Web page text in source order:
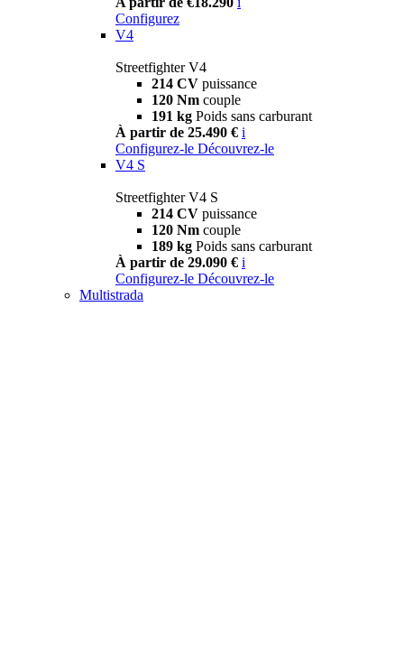
Configurez
V4
Streetfighter V4
214 CV puissance
120 Nm couple
191 kg Poids sans carburant
À partir de 25.490 € i
Configurez-le Découvrez-le
V4 S
Streetfighter V4 S
214 CV puissance
120 Nm couple
189 kg Poids sans carburant
À partir de 29.090 € i
Configurez-le Découvrez-le
Multistrada